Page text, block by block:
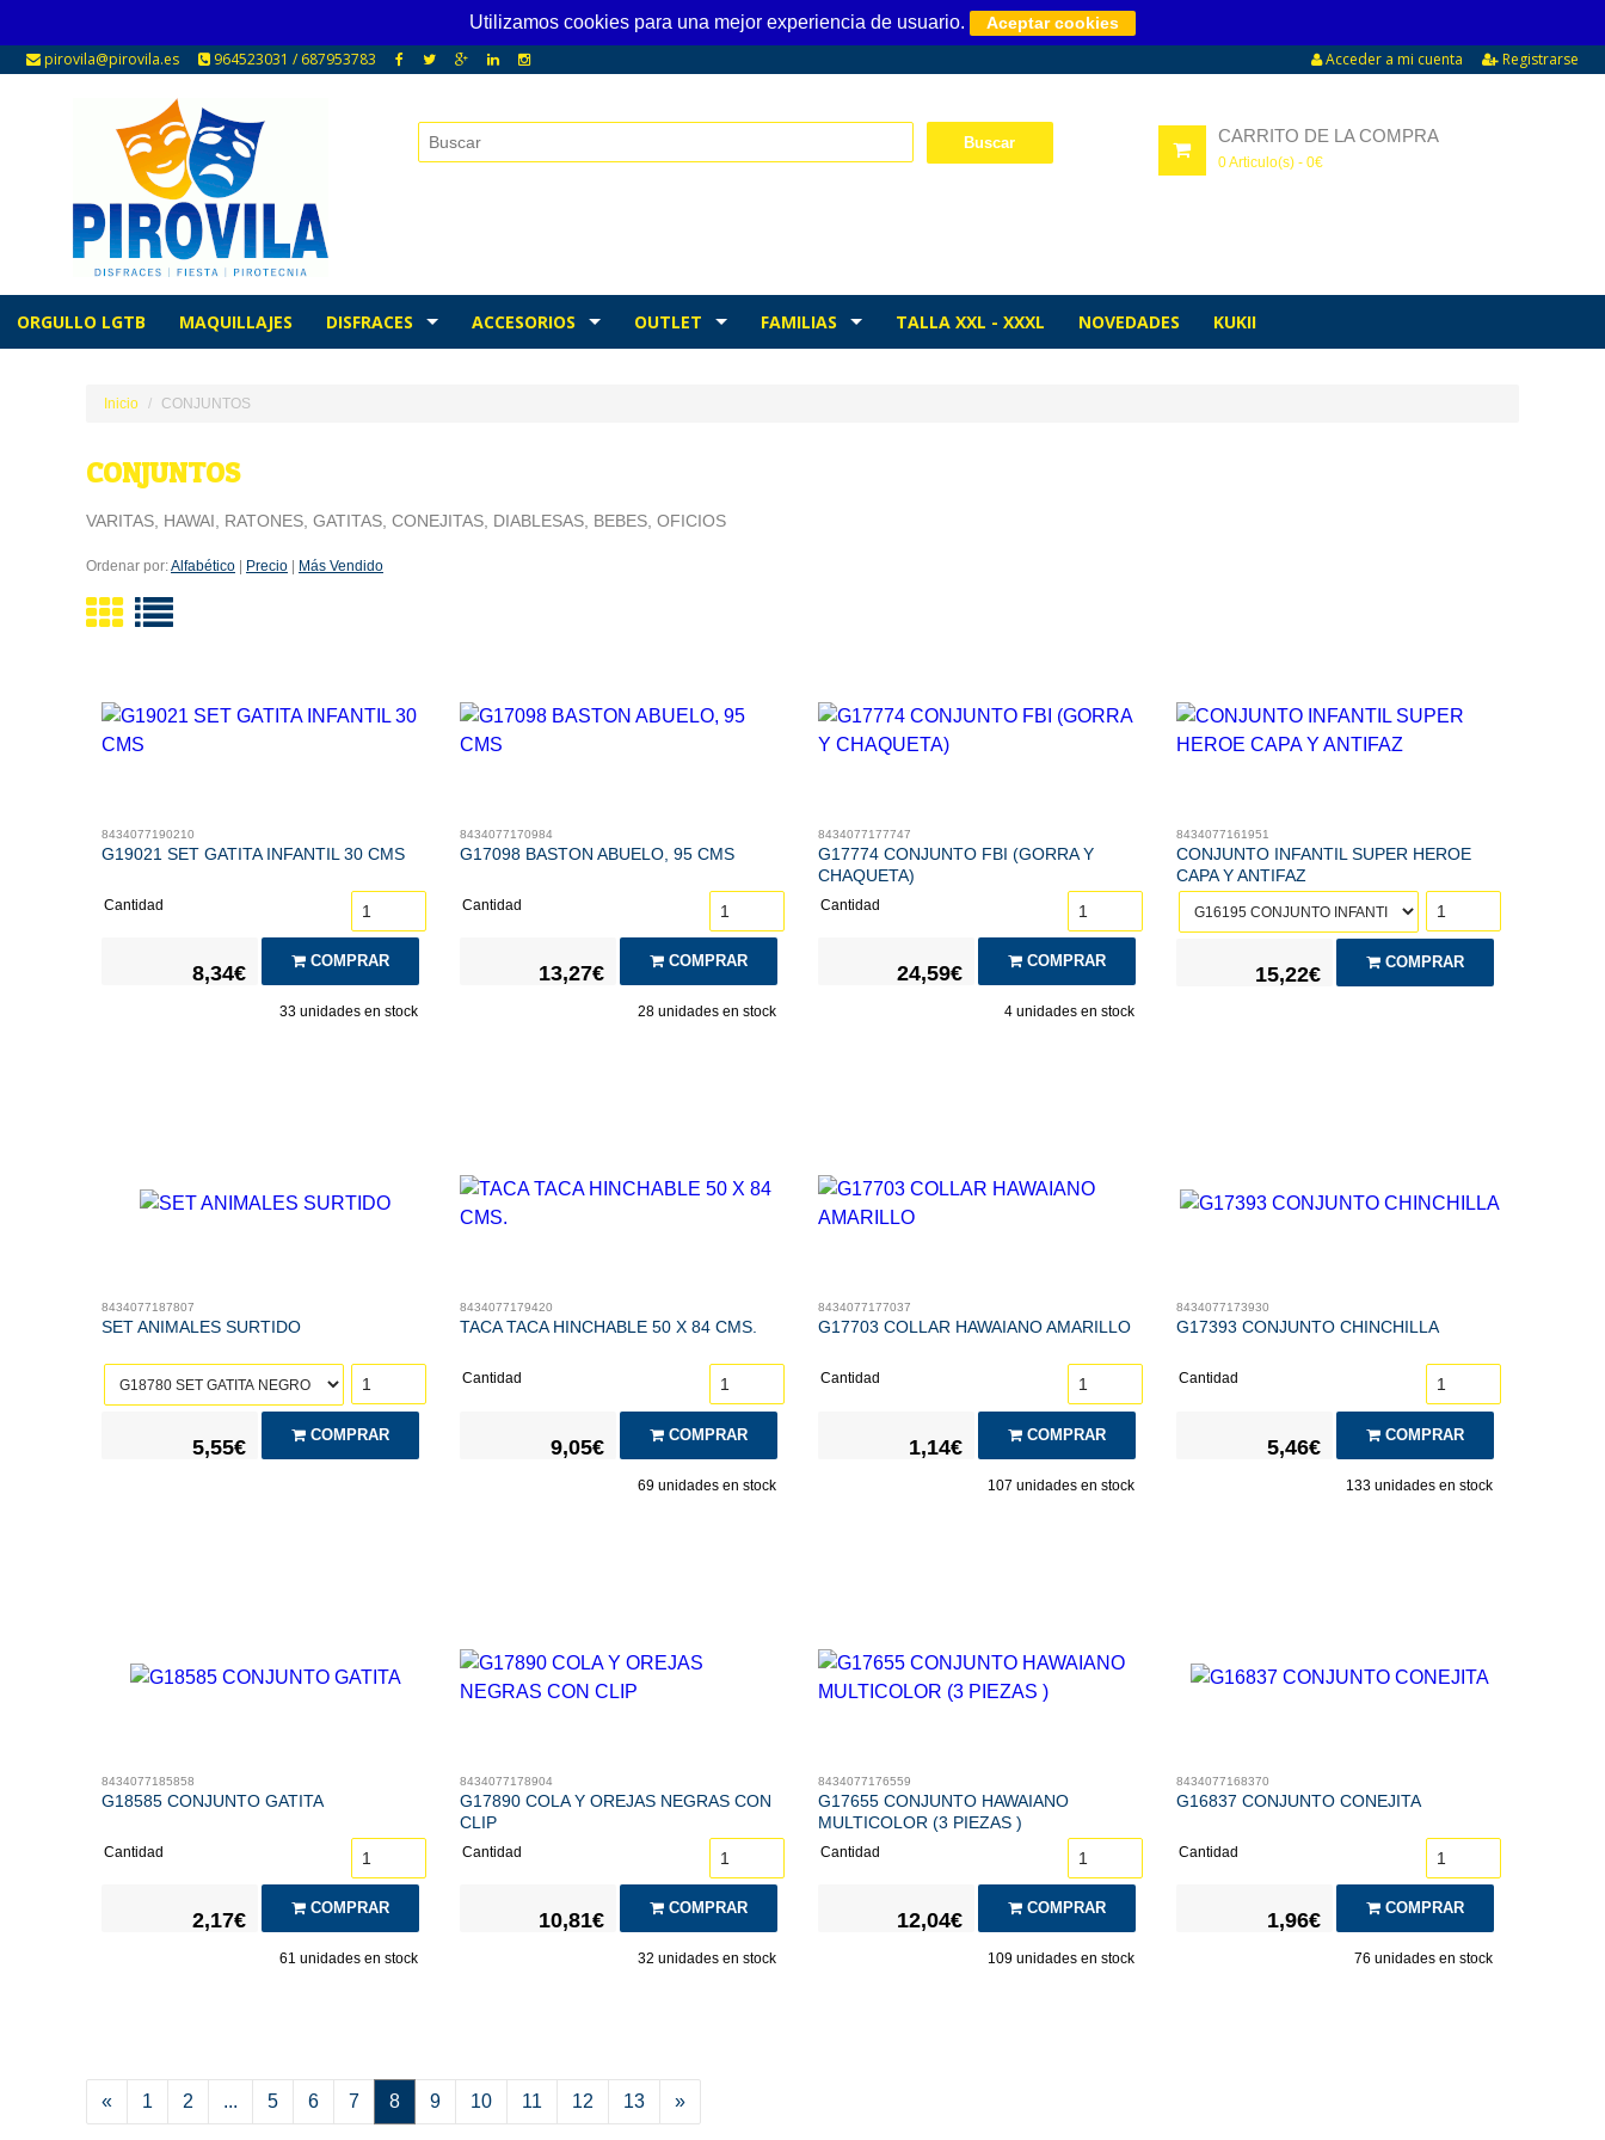
Utilizamos cookies para una mejor experiencia de usuario. Aceptar cookies
pirovila@pirovila.es 964523031 / 687953783 Acceder a mi cuenta Registrarse
CARRITO DE LA COMPRA
0Articulo(s) - 0€
ORGULLO LGTB MAQUILLAJES DISFRACES ACCESORIOS OUTLET FAMILIAS TALLA XXL - XXXL NOVEDADES KUKII
Inicio CONJUNTOS
CONJUNTOS
VARITAS, HAWAI, RATONES, GATITAS, CONEJITAS, DIABLESAS, BEBES, OFICIOS
Ordenar por:Alfabético Precio Más Vendido
8434077190210
G19021 SET GATITA INFANTIL 30 CMS
Cantidad
8,34€
COMPRAR
33unidades en stock
8434077170984
G17098 BASTON ABUELO, 95 CMS
Cantidad
13,27€
COMPRAR
28unidades en stock
8434077177747
G17774 CONJUNTO FBI (GORRA Y
CHAQUETA)
Cantidad
24,59€
COMPRAR
4unidades en stock
8434077161951
CONJUNTO INFANTIL SUPER HEROE
CAPA Y ANTIFAZ
15,22€
COMPRAR
8434077187807
SET ANIMALES SURTIDO
5,55€
COMPRAR
8434077179420
TACA TACA HINCHABLE 50 X 84 CMS.
Cantidad
9,05€
COMPRAR
69unidades en stock
8434077177037
G17703 COLLAR HAWAIANO AMARILLO
Cantidad
1,14€
COMPRAR
107 unidades en stock
8434077173930
G17393 CONJUNTO CHINCHILLA
Cantidad
5,46€
COMPRAR
133unidades en stock
8434077185858
G18585 CONJUNTO GATITA
Cantidad
2,17€
COMPRAR
61 unidades en stock
8434077178904
G17890 COLA Y OREJAS NEGRAS CON
CLIP
Cantidad
10,81€
COMPRAR
32 unidades en stock
8434077176559
G17655 CONJUNTO HAWAIANO
MULTICOLOR (3 PIEZAS )
Cantidad
12,04€
COMPRAR
109unidades en stock
8434077168370
G16837 CONJUNTO CONEJITA
Cantidad
1,96€
COMPRAR
76 unidades en stock
« 1 2 ... 5 6 7 8 9 10 11 12 13 »